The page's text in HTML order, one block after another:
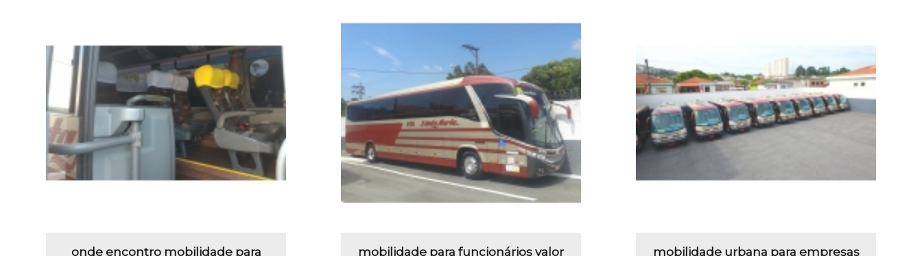
onde encontro mobilidade para
mobilidade para funcionários valor
mobilidade urbana para empresas